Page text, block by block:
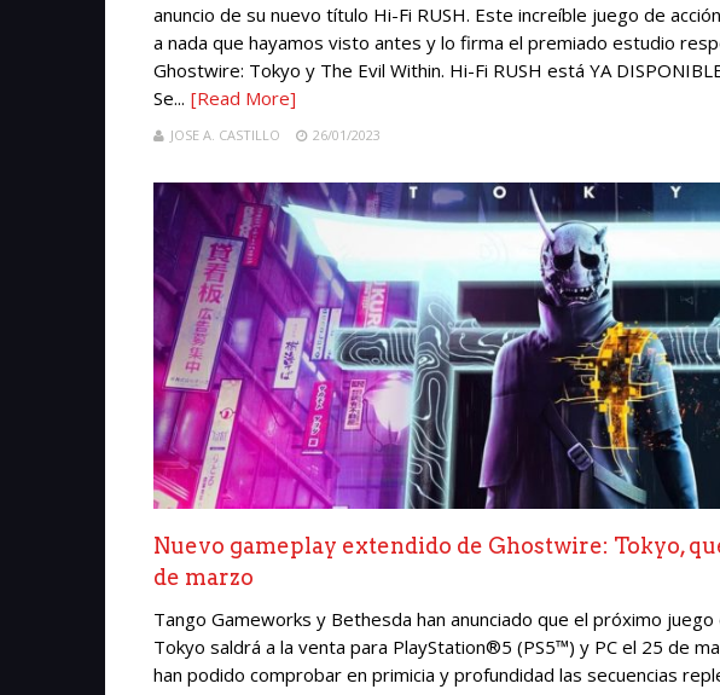
anuncio de su nuevo título Hi-Fi RUSH. Este increíble juego de
a nada que hayamos visto antes y lo firma el premiado estudio
Ghostwire: Tokyo y The Evil Within. Hi-Fi RUSH está YA
Se... [Read More]
JOSE A. CASTILLO 26/01/2023
Nuevo gameplay extendido de Ghostwire: Tokyo,
de marzo
Tango Gameworks y Bethesda han anunciado que el próximo
Tokyo saldrá a la venta para PlayStation®5 (PS5™) y PC el 25 de
han podido comprobar en primicia y profundidad las secuencias